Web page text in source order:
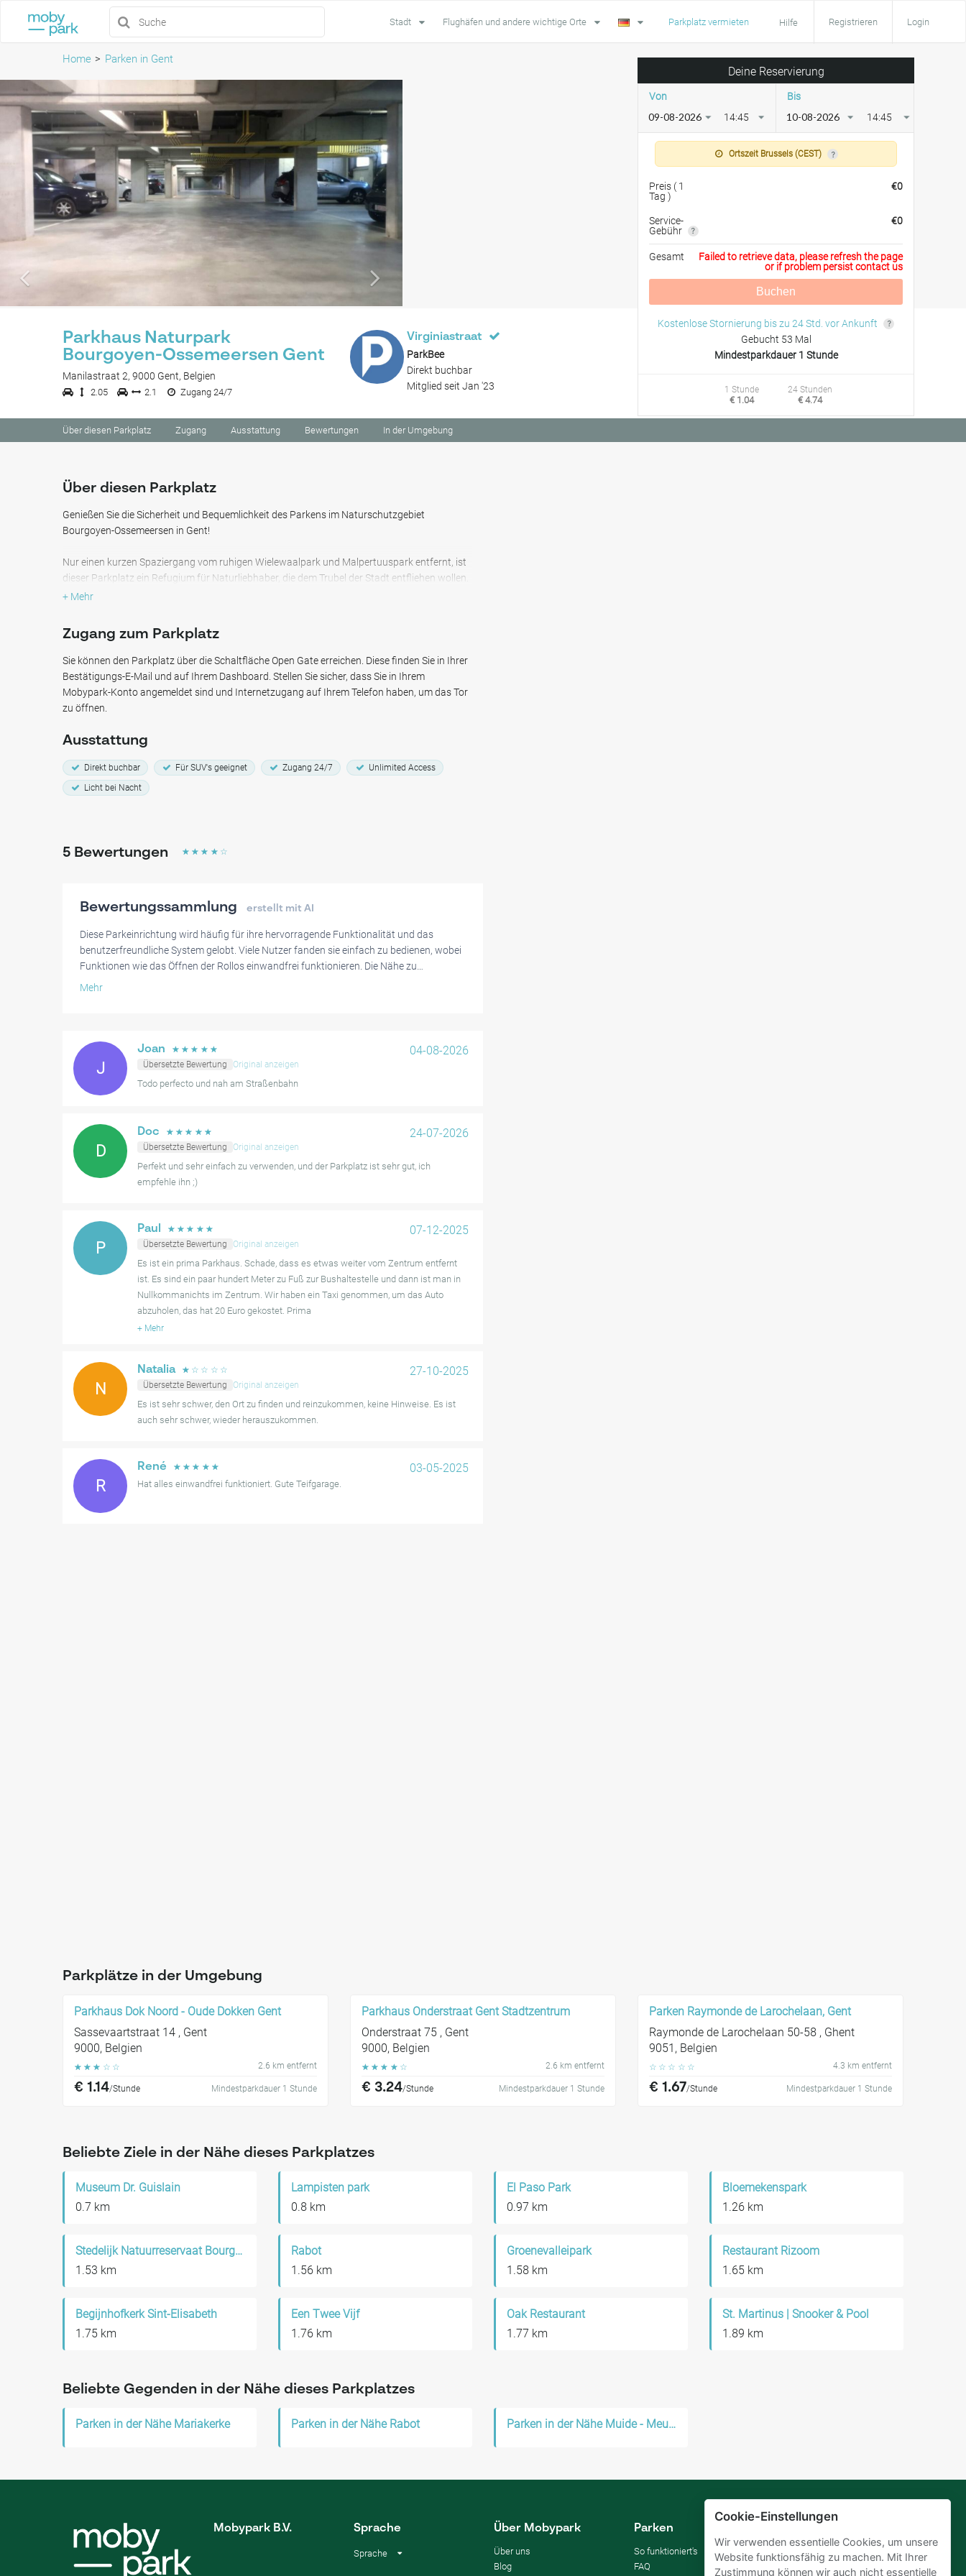
Parkplatz vermieten Hilfe Registrieren Login
Stadt Flughäfen und andere wichtige Orte
Home Parken in Gent
Parkhaus Naturpark
Bourgoyen-Ossemeersen Gent
Manilastraat 2, 9000 Gent, Belgien
2.05 2.1 Zugang 24/7
Virginiastraat
ParkBee
Direkt buchbar
Mitglied seit Jan '23
Deine Reservierung
Von
14:45
Bis
14:45
Ortszeit Brussels (CEST)
Preis (1
Tag )
€0
Service-
Gebühr
€0
Gesamt
Failed to retrieve data, please refresh the page
or if problem persist contact us
Buchen
Kostenlose Stornierung bis zu 24 Std. vor Ankunft
Gebucht 53 Mal
Mindestparkdauer 1 Stunde
1 Stunde
€ 1.04
24 Stunden
€ 4.74
Über diesen Parkplatz Zugang Ausstattung Bewertungen In der Umgebung
Über diesen Parkplatz
Genießen Sie die Sicherheit und Bequemlichkeit des Parkens im Naturschutzgebiet
Bourgoyen-Ossemeersen in Gent!
Nur einen kurzen Spaziergang vom ruhigen Wielewaalpark und Malpertuuspark entfernt, ist
dieser Parkplatz ein Refugium für Naturliebhaber, die dem Trubel der Stadt entfliehen wollen.
Guislainbrug platziert und gewährleistet eine nahtlose Verbindung in der ganzen Stadt.
Nur einen kurzen Spaziergang vom Naturschutzgebiet Bourgoyen-Ossemeersen entfernt
finden Sie auch das Treck Hostel, was diesen Parkplatz zu einer idealen Wahl für Touristen
macht, die eine komfortable und bequeme Unterkunft suchen.
+ Mehr
Zugang zum Parkplatz
Sie können den Parkplatz über die Schaltfläche Open Gate erreichen. Diese finden Sie in Ihrer
Bestätigungs-E-Mail und auf Ihrem Dashboard. Stellen Sie sicher, dass Sie in Ihrem
Mobypark-Konto angemeldet sind und Internetzugang auf Ihrem Telefon haben, um das Tor
zu öffnen.
Ausstattung
Direkt buchbar Für SUV's geeignet Zugang 24/7
Unlimited Access
Licht bei Nacht
5 Bewertungen ☆ ☆ ☆ ☆ ☆
Bewertungssammlung erstellt mit AI
Diese Parkeinrichtung wird häufig für ihre hervorragende Funktionalität und das
benutzerfreundliche System gelobt. Viele Nutzer fanden sie einfach zu bedienen, wobei
Funktionen wie das Öffnen der Rollos einwandfrei funktionieren. Die Nähe zu
öffentlichen Verkehrsmitteln wie Straßenbahnen und Bussen wird ebenfalls als
bemerkt, dass das Finden des Eingangs und die Navigation beim Ein- und Ausfahren
gelegentlich etwas herausfordernd sein können. Die Lage ist zudem nur eine kurze
Entfernung von den Hauptattraktionen entfernt.
Option, um Ihr Fahrzeug sicher abzustellen.
Mehr
J
Joan ☆ ☆ ☆ ☆ ☆
Übersetzte Bewertung
Original anzeigen
Todo perfecto und nah am Straßenbahn
04-08-2026
D
Doc ☆ ☆ ☆ ☆ ☆
Übersetzte Bewertung
Original anzeigen
Perfekt und sehr einfach zu verwenden, und der Parkplatz ist sehr gut, ich
empfehle ihn ;)
24-07-2026
P
Paul ☆ ☆ ☆ ☆ ☆
Übersetzte Bewertung
Original anzeigen
Es ist ein prima Parkhaus. Schade, dass es etwas weiter vom Zentrum entfernt
ist. Es sind ein paar hundert Meter zu Fuß zur Bushaltestelle und dann ist man in
Nullkommanichts im Zentrum. Wir haben ein Taxi genommen, um das Auto
abzuholen, das hat 20 Euro gekostet. Prima
+ Mehr
07-12-2025
N
Natalia ☆ ☆ ☆ ☆ ☆
Übersetzte Bewertung
Original anzeigen
Es ist sehr schwer, den Ort zu finden und reinzukommen, keine Hinweise. Es ist
auch sehr schwer, wieder herauszukommen.
27-10-2025
R
René ☆ ☆ ☆ ☆ ☆
Hat alles einwandfrei funktioniert. Gute Teifgarage.
03-05-2025
Parkplätze in der Umgebung
Parkhaus Dok Noord - Oude Dokken Gent
Sassevaartstraat 14 , Gent
9000, Belgien
☆ ☆ ☆ ☆ ☆ 2.6 km entfernt
€ 1.14/Stunde Mindestparkdauer 1 Stunde
Parkhaus Onderstraat Gent Stadtzentrum
Onderstraat 75 , Gent
9000, Belgien
☆ ☆ ☆ ☆ ☆ 2.6 km entfernt
€ 3.24/Stunde Mindestparkdauer 1 Stunde
Parken Raymonde de Larochelaan, Gent
Raymonde de Larochelaan 50-58 , Ghent
9051, Belgien
☆ ☆ ☆ ☆ ☆ 4.3 km entfernt
€ 1.67/Stunde Mindestparkdauer 1 Stunde
Beliebte Ziele in der Nähe dieses Parkplatzes
Museum Dr. Guislain
0.7 km
Lampisten park
0.8 km
El Paso Park
0.97 km
Bloemekenspark
1.26 km
Stedelijk Natuurreservaat Bourgoyen-Ossemeersen
1.53 km
Rabot
1.56 km
Groenevalleipark
1.58 km
Restaurant Rizoom
1.65 km
Begijnhofkerk Sint-Elisabeth
1.75 km
Een Twee Vijf
1.76 km
Oak Restaurant
1.77 km
St. Martinus | Snooker & Pool
1.89 km
Beliebte Gegenden in der Nähe dieses Parkplatzes
Parken in der Nähe Mariakerke Parken in der Nähe Rabot Parken in der Nähe Muide - Meulestede - Afrikalaan
Cookie-Einstellungen
Wir verwenden essentielle Cookies, um unsere
Website funktionsfähig zu machen. Mit Ihrer
Zustimmung können wir auch nicht essentielle
Mobypark B.V. Sprache
Sprache
Über Mobypark
Über uns
Blog
Parken
So funktioniert's
FAQ
Parkplatz vermieten
Für Unternehmen